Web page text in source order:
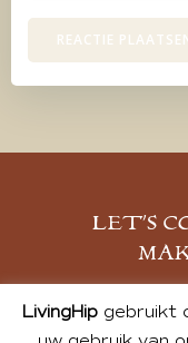
LET’S
LivingHipgebruikt